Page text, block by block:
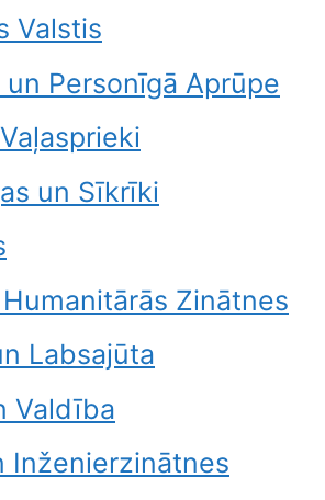
Valstis
Personīgā Aprūpe
un Sīkrīki
Zinātnes
Labsajūta
Valdība
Inženierzinātnes